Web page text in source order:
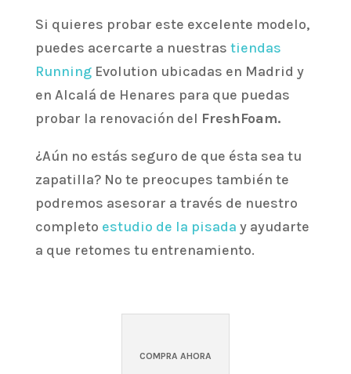
Si quieres probar este excelente modelo,
puedes acercarte a nuestras tiendas
RunningEvolution ubicadas en Madrid y
en Alcalá de Henares para que puedas
probar la renovación del FreshFoam.
¿Aún no estás seguro de que ésta sea tu
zapatilla? No te preocupes también te
podremos asesorar a través de nuestro
completo estudio de la pisada y ayudarte
a que retomes tu entrenamiento.
COMPRA AHORA